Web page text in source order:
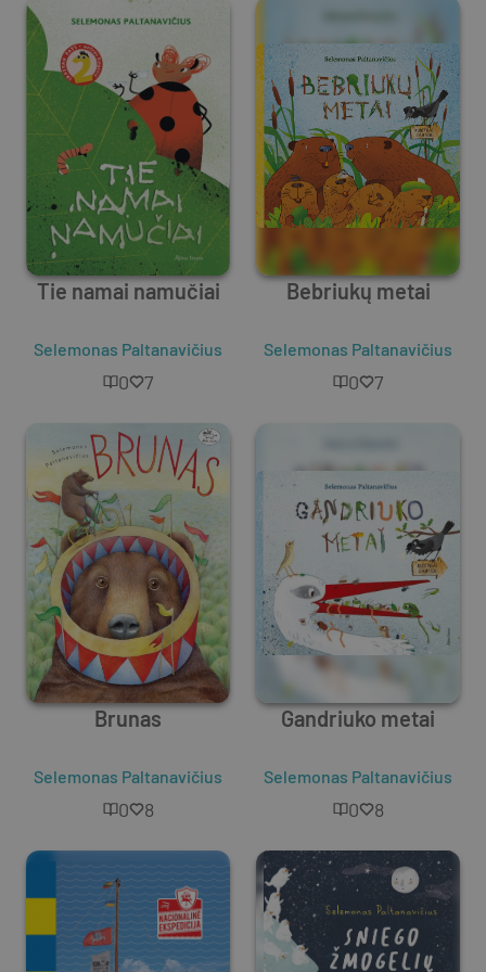
Tie namai namučiai
Selemonas Paltanavičius
0 7
Bebriukų metai
Selemonas Paltanavičius
0 7
Brunas
Selemonas Paltanavičius
0 8
Gandriuko metai
Selemonas Paltanavičius
0 8